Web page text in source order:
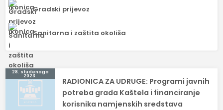
Gradski prijevoz
Sanitarna i zaštita okoliša
Navigacija
objava
28. studenoga
2023.
RADIONICA ZA UDRUGE: Programi javnih
potreba grada Kaštela i financiranje
korisnika namjenskih sredstava